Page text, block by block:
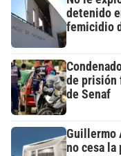
detenido
femicidio
de prisión
de Senaf
Guillermo
no cesa la